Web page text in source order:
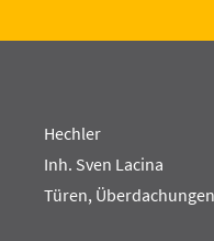
Hechler
Inh. Sven Lacina
Türen,